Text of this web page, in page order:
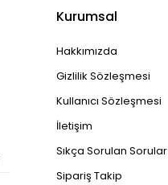
Kurumsal
Hakkımızda
Gizlilik Sözleşmesi
Kullanıcı Sözleşmesi
İletişim
Sıkça Sorulan Sorular
Sipariş Takip